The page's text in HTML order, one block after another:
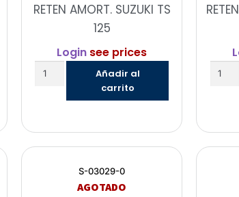
RETEN AMORT. SUZUKI TS
125
Login see prices
Añadir al
carrito
S-03029-0
AGOTADO